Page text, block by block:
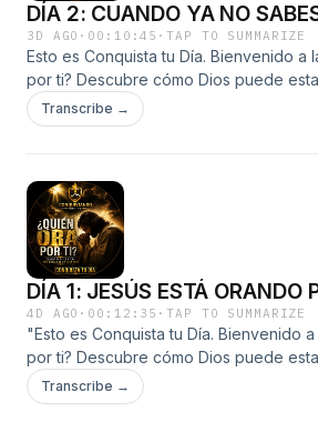
DÍA 2: CUANDO YA NO
3D AGO · 00:10:45 ·TAP TO SUMMARIZE
Esto es Conquista tu Día. Bienvenido a
por ti? Descubre cómo Dios puede
a través de oraciones que quizá nunca
que el cielo jamás ignoró."
Transcribe →
DÍA 1: JESÚS ESTÁ ORANDO
4D AGO · 00:12:35 ·TAP TO SUMMARIZE
"Esto es Conquista tu Día. Bienvenido
por ti? Descubre cómo Dios puede
a través de oraciones que quizá nunca
que el cielo jamás ignoró."
Transcribe →